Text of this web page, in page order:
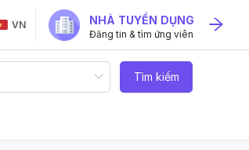
VN NHÀ TUYỂN DỤNG
Đăng tin & tìm ứng viên
Tìm kiếm